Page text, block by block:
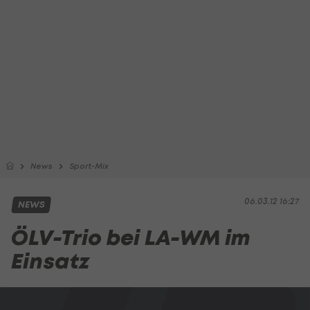
News Sport-Mix
06.03.12 16:27
NEWS
ÖLV-Trio bei LA-WM im
Einsatz